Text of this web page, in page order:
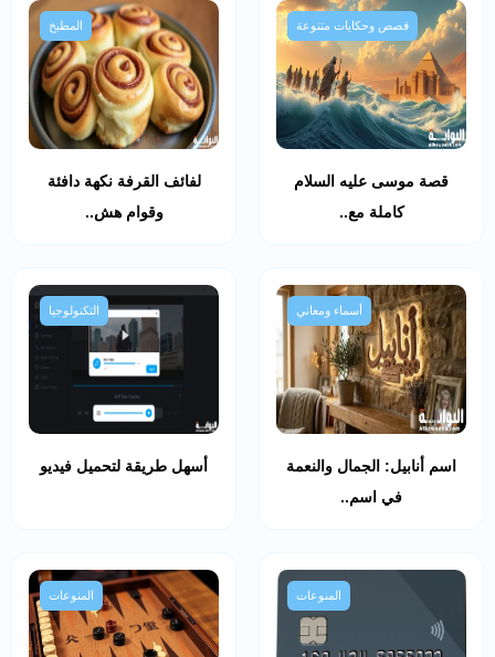
قصص وحكايات متنوعة
قصة موسى عليه السلام
كاملة مع..
المطبخ
لفائف القرفة نكهة دافئة
وقوام هش..
أسماء ومعاني
اسم أنابيل: الجمال والنعمة
في اسم..
التكنولوجيا
أسهل طريقة لتحميل فيديو
المنوعات المنوعات